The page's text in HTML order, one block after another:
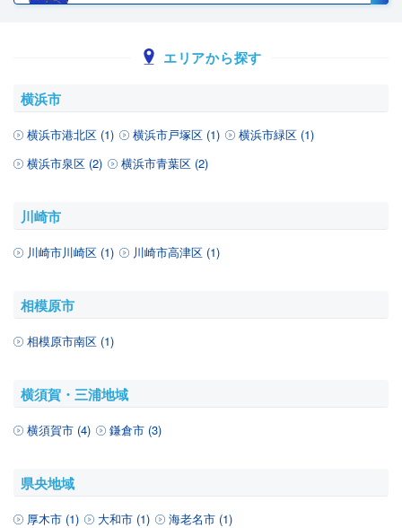
エリアから探す
横浜市
横浜市港北区 (1) 横浜市戸塚区 (1)
横浜市緑区 (1)
横浜市泉区 (2)
横浜市青葉区 (2)
川崎市
川崎市川崎区 (1) 川崎市高津区 (1)
相模原市
相模原市南区 (1)
横須賀・三浦地域
横須賀市 (4) 鎌倉市 (3)
県央地域
厚木市 (1) 大和市 (1) 海老名市 (1)